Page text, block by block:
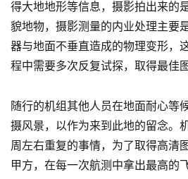
得大地地形等信息，摄影拍出来的
貌地物，摄影测量的内业处理主要
器与地面不垂直造成的物理变形，
程中需要多次反复试探，取得最佳图
随行的机组其他人员在地面耐心等
摄风景，以作为来到此地的留念。
周左右重复的事情，为了取得高清
甲方，在每一次航测中拿出最高的